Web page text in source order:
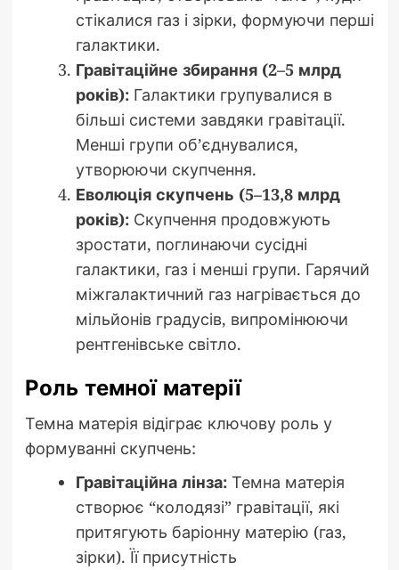
стікалися газ і зірки, формуючи перші
галактики.
Гравітаційне збирання (2–5 млрд
років):Галактики групувалися в
більші системи завдяки гравітації.
Менші групи об’єднувалися,
утворюючи скупчення.
Еволюція скупчень (5–13,8 млрд
років):Скупчення продовжують
зростати, поглинаючи сусідні
галактики, газ і менші групи. Гарячий
міжгалактичний газ нагрівається до
мільйонів градусів, випромінюючи
рентгенівське світло.
Роль темної матерії
Темна матерія відіграє ключову роль у
формуванні скупчень:
Гравітаційна лінза:Темна матерія
створює “колодязі” гравітації, які
притягують баріонну матерію (газ,
зірки). Її присутність